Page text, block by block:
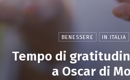
BENESSERE IN ITALIA
Tempo di
a Oscar di